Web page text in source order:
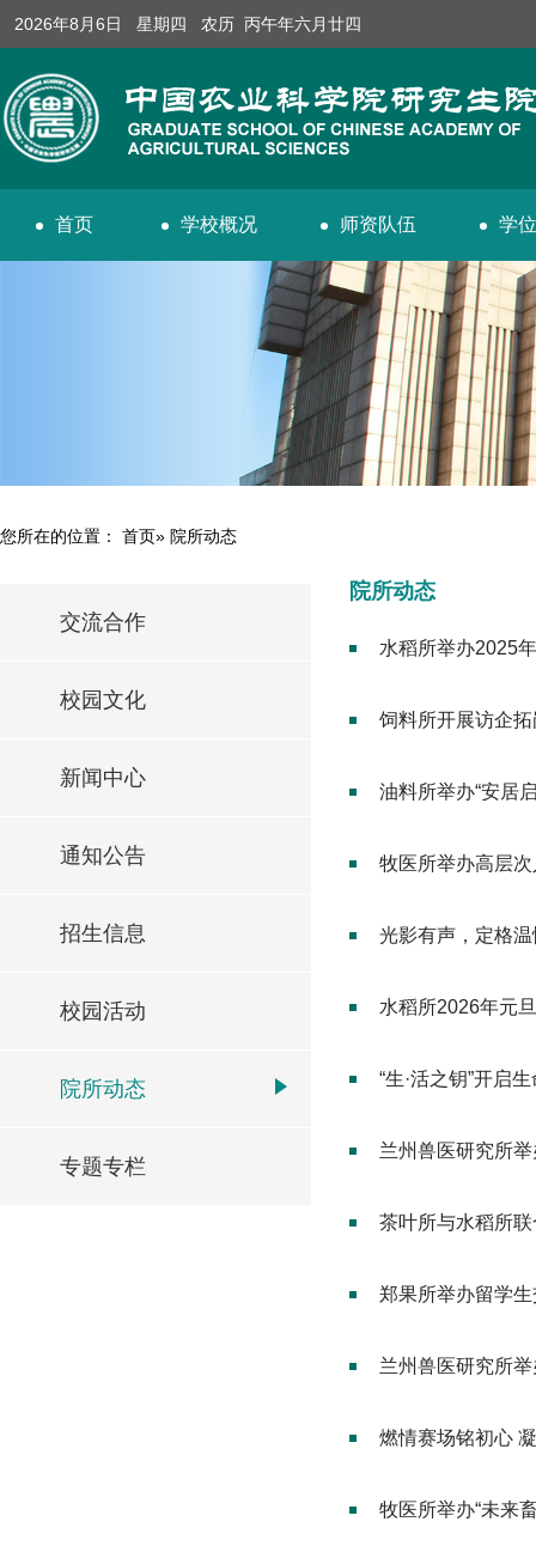
2026年8月6日 星期四 农历 丙午年六月廿四
首页 学校概况 师资队伍 学
您所在的位置： 首页» 院所动态
交流合作
校园文化
新闻中心
通知公告
招生信息
校园活动
院所动态
专题专栏
院所动态
水稻所举办2025
饲料所开展访企
油料所举办“安居
牧医所举办高层
光影有声，定格
水稻所2026年元
“生·活之钥”开启
兰州兽医研究所
茶叶所与水稻所联
郑果所举办留学
兰州兽医研究所举
燃情赛场铭初心
牧医所举办“未来